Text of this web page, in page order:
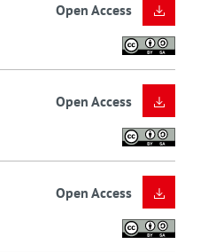
Open Access
Open Access
Open Access